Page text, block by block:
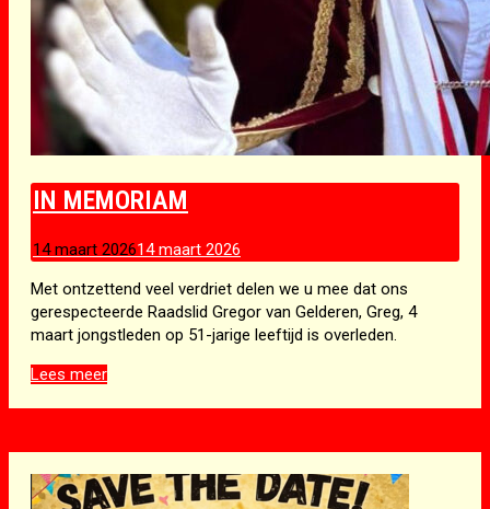
IN MEMORIAM
14 maart 202614 maart 2026
Met ontzettend veel verdriet delen we u mee dat ons
gerespecteerde Raadslid Gregor van Gelderen, Greg, 4
maart jongstleden op 51-jarige leeftijd is overleden.
In
Lees meer